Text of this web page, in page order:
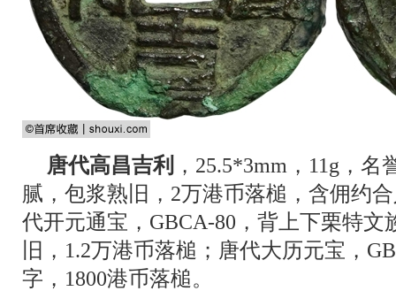
唐代高昌吉利 ，25.5*3mm，11g，
腻，包浆熟旧，2万港币落槌，含佣约
代开元通宝，GBCA-80，背上下栗特文
旧，1.2万港币落槌；唐代大历元宝，
字，1800港币落槌。